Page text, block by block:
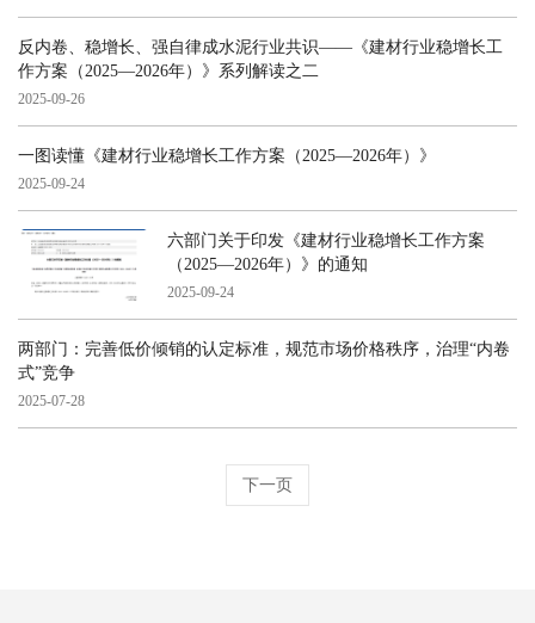
反内卷、稳增长、强自律成水泥行业共识——《建材行业稳增长工
作方案（2025—2026年）》系列解读之二
2025-09-26
一图读懂《建材行业稳增长工作方案（2025—2026年）》
2025-09-24
六部门关于印发《建材行业稳增长工作方案
（2025—2026年）》的通知
2025-09-24
两部门：完善低价倾销的认定标准，规范市场价格秩序，治理“内卷
式”竞争
2025-07-28
下一页